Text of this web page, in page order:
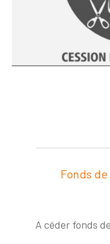
Fonds
A céder fonds